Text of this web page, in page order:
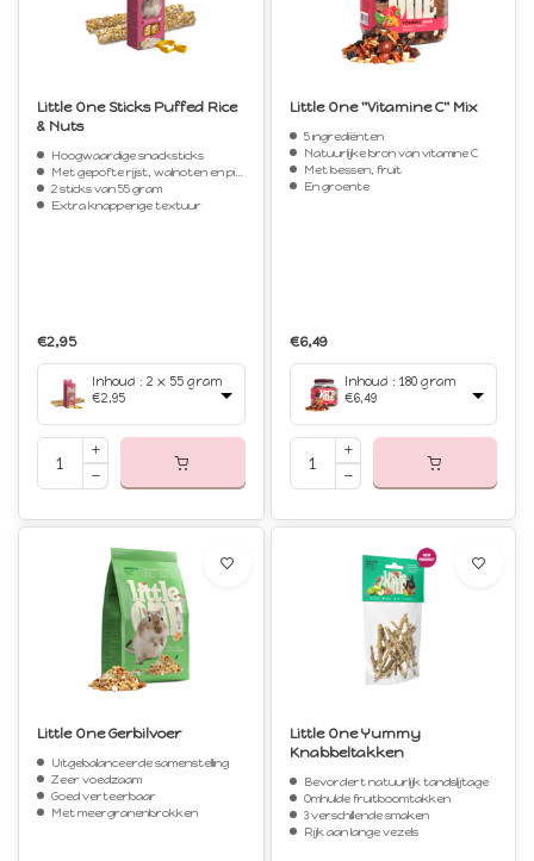
Little One Sticks Puffed Rice
& Nuts
Hoogwaardige snacksticks
Met gepofte rijst, walnoten en pinda's
2 sticks van 55 gram
Extra knapperige textuur
€2,95
Inhoud : 2 x 55 gram
€2,95
Little One "Vitamine C" Mix
5 ingrediënten
Natuurlijke bron van vitamine C
Met bessen, fruit
En groente
€6,49
Inhoud : 180 gram
€6,49
Little One Gerbilvoer
Uitgebalanceerde samenstelling
Zeer voedzaam
Goed verteerbaar
Met meergranenbrokken
Little One Yummy
Knabbeltakken
Bevordert natuurlijk tandslijtage
Omhulde fruitboomtakken
3 verschillende smaken
Rijk aan lange vezels